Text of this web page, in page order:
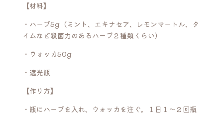
【材料】
・ハーブ5g（ミント、エキナセア、レモンマートル、タ
イムなど殺菌力のあるハーブ２種類くらい）
・ウォッカ50g
・遮光瓶
【作り方】
・瓶にハーブを入れ、ウォッカを注ぐ。１日１～２回瓶